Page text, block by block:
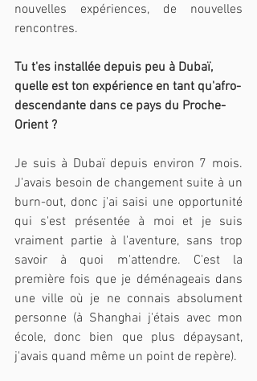
nouvelles expériences, de nouvelles
rencontres.
Tu t'es installée depuis peu à Dubaï,
quelle est ton expérience en tant qu'afro-
descendante dans ce pays du Proche-
Orient ?
Je suis à Dubaï depuis environ 7 mois.
J'avais besoin de changement suite à un
burn-out, donc j'ai saisi une opportunité
qui s'est présentée à moi et je suis
vraiment partie à l'aventure, sans trop
savoir à quoi m'attendre. C'est la
première fois que je déménageais dans
une ville où je ne connais absolument
personne (à Shanghai j'étais avec mon
école, donc bien que plus dépaysant,
j'avais quand même un point de repère).